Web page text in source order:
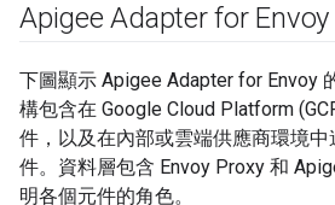
Apigee Adapter for Envoy
下圖顯示 Apigee Adapter for Envoy
構包含在 Google Cloud Platform
件，以及在內部或雲端供應商環境
件。資料層包含 Envoy Proxy 和
明各個元件的角色。